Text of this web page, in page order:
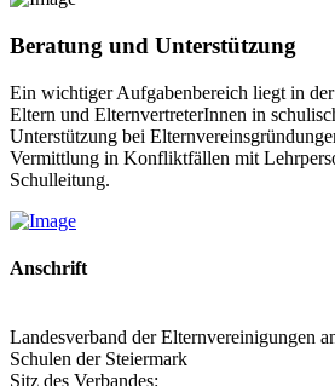
Beratung und Unterstützung
Ein wichtiger Aufgabenbereich liegt in
Eltern und ElternvertreterInnen in
Unterstützung bei
Vermittlung in Konfliktfällen mit
Schulleitung.
Anschrift
Landesverband der Elternvereinigungen
Schulen der Steiermark
Sitz des Verbandes: